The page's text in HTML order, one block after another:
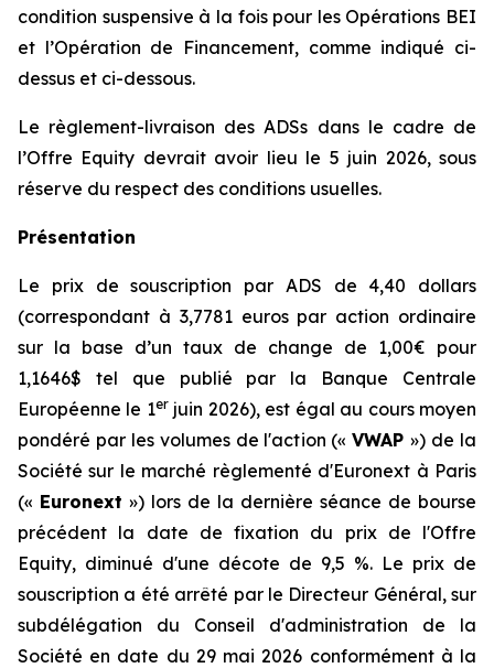
condition suspensive à la fois pour les Opérations BEI
et l’Opération de Financement, comme indiqué ci-
dessus et ci-dessous.
Le règlement-livraison des ADSs dans le cadre de
l’Offre Equity devrait avoir lieu le 5 juin 2026, sous
réserve du respect des conditions usuelles.
Présentation
Le prix de souscription par ADS de 4,40 dollars
(correspondant à 3,7781 euros par action ordinaire
sur la base d’un taux de change de 1,00€ pour
1,1646$ tel que publié par la Banque Centrale
Européenne le 1erjuin 2026), est égal au cours moyen
pondéré par les volumes de l'action («VWAP») de la
Société sur le marché règlementé d'Euronext à Paris
(« Euronext ») lors de la dernière séance de bourse
précédent la date de fixation du prix de l'Offre
Equity, diminué d'une décote de 9,5 %. Le prix de
souscription a été arrêté par le Directeur Général, sur
subdélégation du Conseil d'administration de la
Société en date du 29 mai 2026 conformément à la